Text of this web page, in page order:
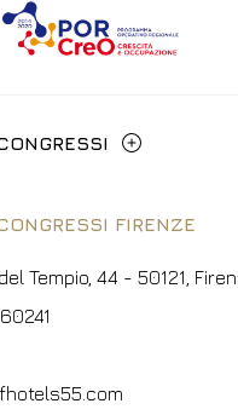
FIRENZE
Tempio, 44 - 50121,